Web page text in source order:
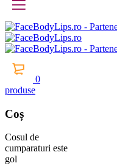
0
produse
Coș
Cosul de
cumparaturi este
gol